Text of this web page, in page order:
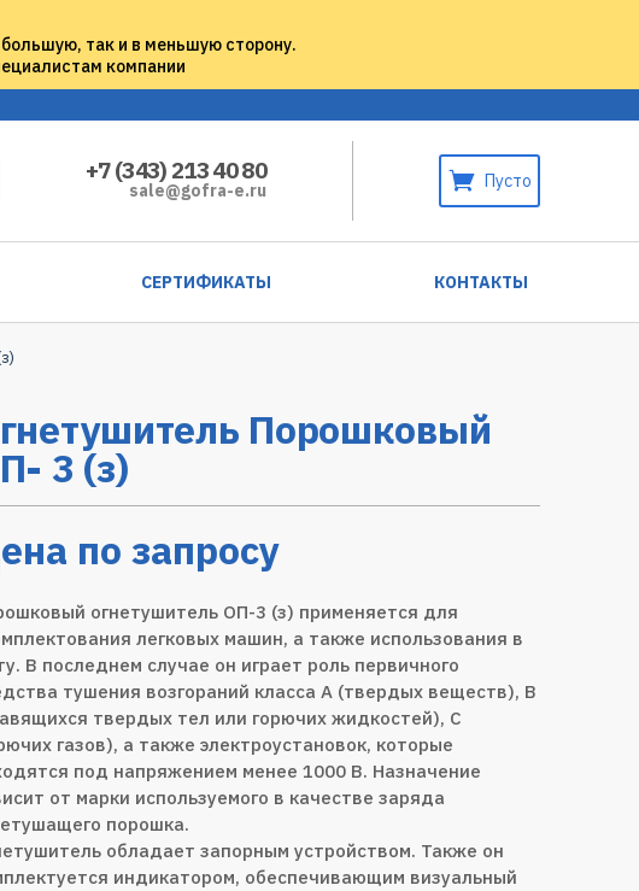
так и в меньшую сторону.
компании
+7 (343) 213 40 80
sale@gofra-e.ru Пусто
СЕРТИФИКАТЫ КОНТАКТЫ
Порошковый
3 (з)
по запросу
огнетушитель ОП-3 (з) применяется для
легковых машин, а также использования в
В последнем случае он играет роль первичного
тушения возгораний класса А (твердых веществ), В
твердых тел или горючих жидкостей), С
газов), а также электроустановок, которые
под напряжением менее 1000 В. Назначение
от марки используемого в качестве заряда
порошка.
обладает запорным устройством. Также он
индикатором, обеспечивающим визуальный